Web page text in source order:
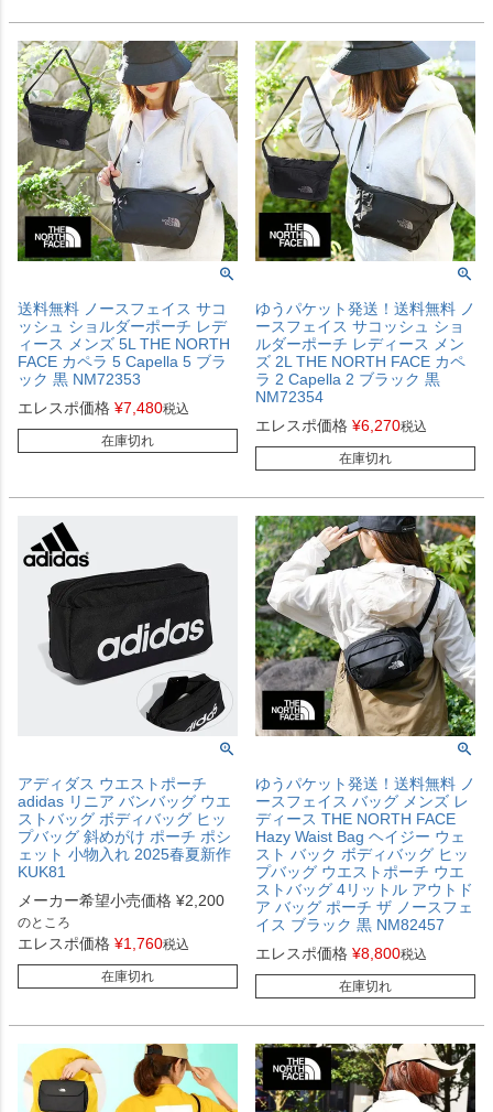
送料無料 ノースフェイス サコ
ッシュ ショルダーポーチ レデ
ィース メンズ 5L THE NORTH
FACE カペラ 5 Capella 5 ブラ
ック 黒 NM72353
エレスポ価格 ¥7,480税込
在庫切れ
ゆうパケット発送！送料無料 ノ
ースフェイス サコッシュ ショ
ルダーポーチ レディース メン
ズ 2L THE NORTH FACE カペ
ラ 2 Capella 2 ブラック 黒
NM72354
エレスポ価格 ¥6,270税込
在庫切れ
アディダス ウエストポーチ
adidas リニア バンバッグ ウエ
ストバッグ ボディバッグ ヒッ
プバッグ 斜めがけ ポーチ ポシ
ェット 小物入れ 2025春夏新作
KUK81
メーカー希望小売価格 ¥2,200
のところ
エレスポ価格 ¥1,760税込
在庫切れ
ゆうパケット発送！送料無料 ノ
ースフェイス バッグ メンズ レ
ディース THE NORTH FACE
Hazy Waist Bag ヘイジー ウェ
スト バック ボディバッグ ヒッ
プバッグ ウエストポーチ ウエ
ストバッグ 4リットル アウトド
ア バッグ ポーチ ザ ノースフェ
イス ブラック 黒 NM82457
エレスポ価格 ¥8,800税込
在庫切れ